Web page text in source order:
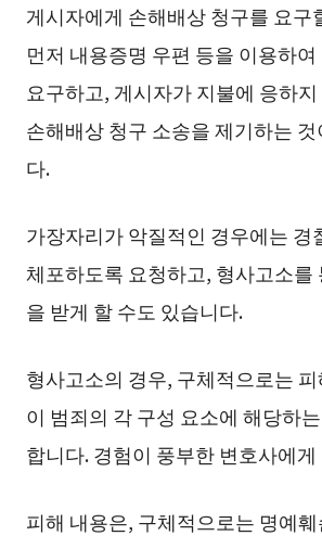
게시자에게 손해배상 청구를 요구
먼저 내용증명 우편 등을 이용하
요구하고, 게시자가 지불에 응하
손해배상 청구 소송을 제기하는
다.
가장자리가 악질적인 경우에는 경
체포하도록 요청하고, 형사고소를
을 받게 할 수도 있습니다.
형사고소의 경우, 구체적으로는
이 범죄의 각 구성 요소에 해당하
합니다. 경험이 풍부한 변호사에
피해 내용은, 구체적으로는 명예